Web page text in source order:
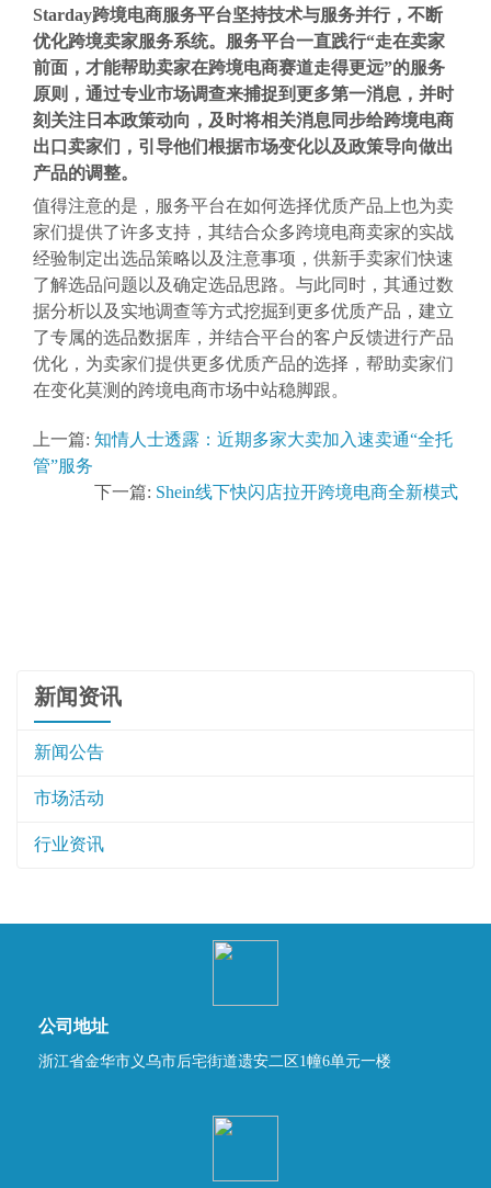
Starday跨境电商服务平台坚持技术与服务并行，不断
优化跨境卖家服务系统。服务平台一直践行“走在卖家
前面，才能帮助卖家在跨境电商赛道走得更远”的服务
原则，通过专业市场调查来捕捉到更多第一消息，并时
刻关注日本政策动向，及时将相关消息同步给跨境电商
出口卖家们，引导他们根据市场变化以及政策导向做出
产品的调整。
值得注意的是，服务平台在如何选择优质产品上也为卖
家们提供了许多支持，其结合众多跨境电商卖家的实战
经验制定出选品策略以及注意事项，供新手卖家们快速
了解选品问题以及确定选品思路。与此同时，其通过数
据分析以及实地调查等方式挖掘到更多优质产品，建立
了专属的选品数据库，并结合平台的客户反馈进行产品
优化，为卖家们提供更多优质产品的选择，帮助卖家们
在变化莫测的跨境电商市场中站稳脚跟。
上一篇: 知情人士透露：近期多家大卖加入速卖通“全托
管”服务
下一篇: Shein线下快闪店拉开跨境电商全新模式
新闻资讯
新闻公告
市场活动
行业资讯
公司地址
浙江省金华市义乌市后宅街道遗安二区1幢6单元一楼